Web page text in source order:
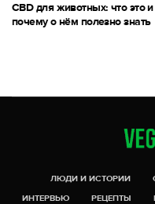
CBD для животных: что это и
почему о нём полезно знать
ЛЮДИ И ИСТОРИИ
ИНТЕРВЬЮ
РЕЦЕПТЫ